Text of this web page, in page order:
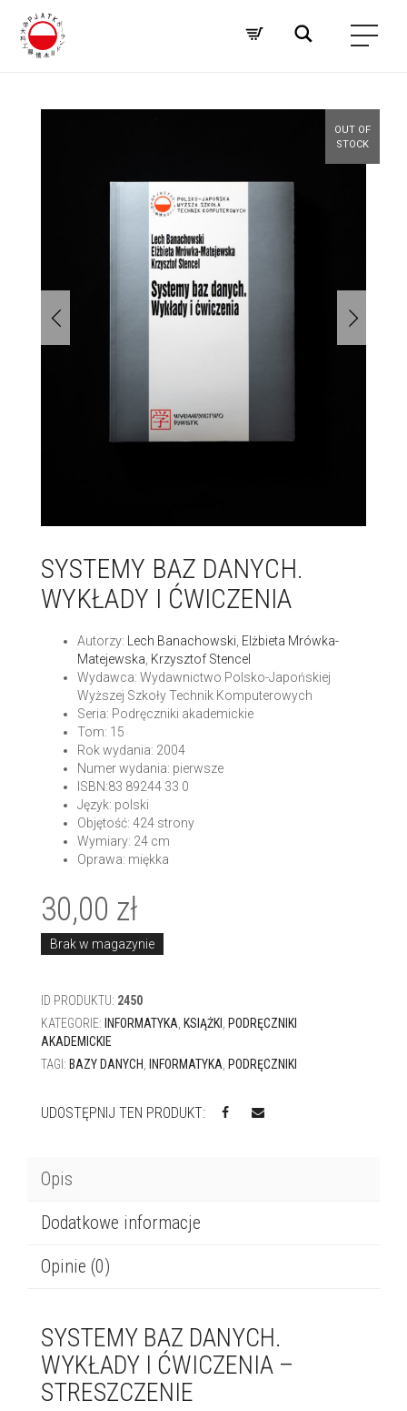
OUT OF
STOCK
SYSTEMY BAZ DANYCH.
WYKŁADY I ĆWICZENIA
Autorzy: Lech Banachowski Elżbieta Mrówka-
Matejewska Krzysztof Stencel
Wydawca: Wydawnictwo Polsko-Japońskiej
Wyższej Szkoły Technik Komputerowych
Seria: Podręczniki akademickie
Tom: 15
Rok wydania: 2004
Numer wydania: pierwsze
ISBN:83 89244 33 0
Język: polski
Objętość: 424 strony
Wymiary: 24 cm
Oprawa: miękka
30,00 zł
Brak w magazynie
ID PRODUKTU: 2450
KATEGORIE: INFORMATYKA KSIĄŻKI
PODRĘCZNIKI
AKADEMICKIE
TAGI: BAZY DANYCH INFORMATYKA PODRĘCZNIKI
UDOSTĘPNIJ TEN PRODUKT:
Opis
Dodatkowe informacje
Opinie (0)
SYSTEMY BAZ DANYCH.
WYKŁADY I ĆWICZENIA –
STRESZCZENIE